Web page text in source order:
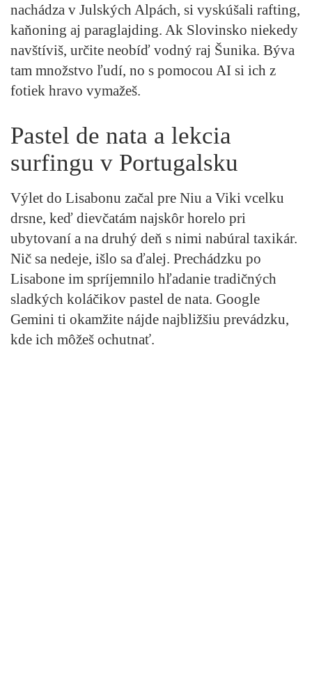
nachádza v Julských Alpách, si vyskúšali rafting,
kaňoning aj paraglajding. Ak Slovinsko niekedy
navštíviš, určite neobíď vodný raj Šunika. Býva
tam množstvo ľudí, no s pomocou AI si ich z
fotiek hravo vymažeš.
Pastel de nata a lekcia
surfingu v Portugalsku
Výlet do Lisabonu začal pre Niu a Viki vcelku
drsne, keď dievčatám najskôr horelo pri
ubytovaní a na druhý deň s nimi nabúral taxikár.
Nič sa nedeje, išlo sa ďalej. Prechádzku po
Lisabone im spríjemnilo hľadanie tradičných
sladkých koláčikov pastel de nata. Google
Gemini ti okamžite nájde najbližšiu prevádzku,
kde ich môžeš ochutnať.